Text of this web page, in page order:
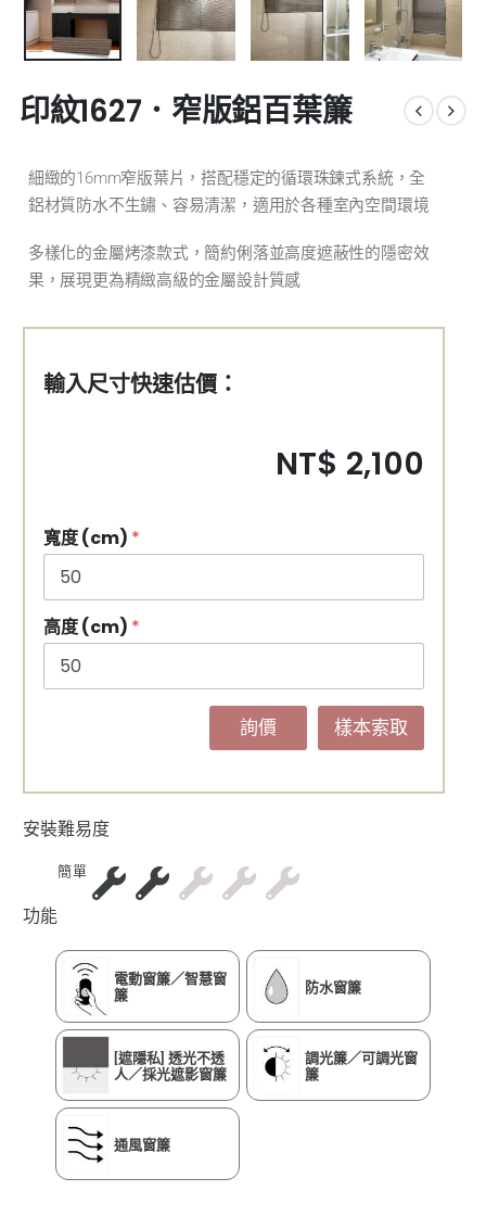
印紋1627．窄版鋁百葉簾
細緻的16mm窄版葉片，搭配穩定的循環珠鍊式系統，全
鋁材質防水不生鏽、容易清潔，適用於各種室內空間環境
多樣化的金屬烤漆款式，簡約俐落並高度遮蔽性的隱密效
果，展現更為精緻高級的金屬設計質感
輸入尺寸快速估價：
NT$ 2,100
寬度 (cm) *
高度 (cm) *
詢價 樣本索取
安裝難易度
簡單
功能
電動窗簾／智慧窗
簾
防水窗簾
[遮隱私] 透光不透
人／採光遮影窗簾
調光簾／可調光窗
簾
通風窗簾